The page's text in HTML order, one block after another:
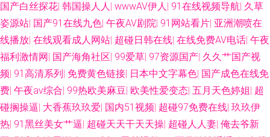
国产白丝探花| 韩国操人人| wwwAV伊人| 91在线视频导航| 久草
姿源站| 国产91在线九色| 午夜AV剧院| 91网站看片| 亚洲潮喷在
线播放| 在线观看成人网站| 超碰日韩在线| 在线免费AV电话| 午夜
福利激情网| 国产海角社区| 99爱草| 97资源国产| 久久艹国产视
频| 91高清系列| 免费黄色链接| 日本中文字幕色| 国产成色在线免
费| 午夜av综合| 99热欧美麻豆| 欧美性爱变态| 五月天色婷姐| 超
碰搁操逼| 大香蕉玖玖爱| 国内51视频| 超碰97免费在线| 玖玖伊
热| 91黑丝美女艹逼| 超碰天天干天天操| 超碰人人妻| 俺去爷新